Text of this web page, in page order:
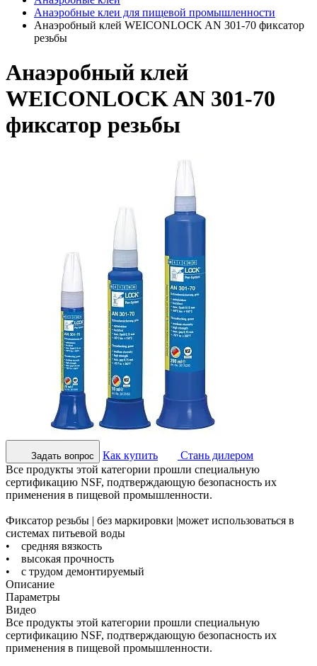
Анаэробные клеи для пищевой промышленности
Анаэробный клей WEICONLOCK AN 301-70 фиксатор
резьбы
Анаэробный клей
WEICONLOCK AN 301-70
фиксатор резьбы
Задать вопрос Как купить
Стань дилером
Все продукты этой категории прошли специальную
сертификацию NSF, подтверждающую безопасность их
применения в пищевой промышленности.
Фиксатор резьбы | без маркировки |может использоваться в
системах питьевой воды
• средняя вязкость
• высокая прочность
• с трудом демонтируемый
Описание
Параметры
Видео
Все продукты этой категории прошли специальную
сертификацию NSF, подтверждающую безопасность их
применения в пищевой промышленности.